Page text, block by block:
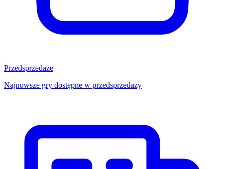
Przedsprzedaże
Najnowsze gry dostępne w przedsprzedaży